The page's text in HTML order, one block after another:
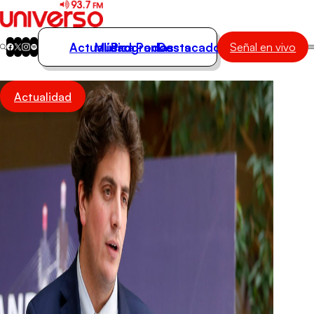
Actualidad
Música
Destacados
Actualidad
Música
Programas
Podcasts
Destacados Señal en vivo
Actualidad